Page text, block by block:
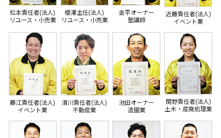
松本責任者(法人)
リユース・小売業
櫻澤主任(法人)
リユース・小売業
金平オーナー
塾講師
近藤責任者(法人)
イベント業
藤江責任者(法人)
イベント業
清川責任者(法人)
不動産業
池田オーナー
造園業
関野責任者(法人)
土木・産廃処理業